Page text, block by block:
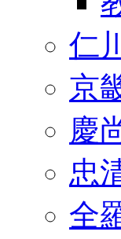
仁
京
慶
忠
全